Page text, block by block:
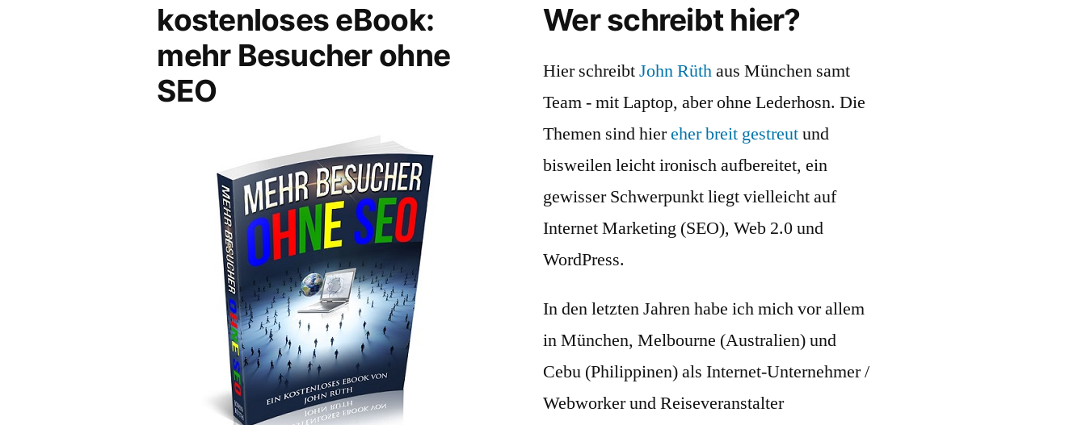
kostenloses eBook:
mehr Besucher ohne
SEO
Wer schreibt hier?
Hier schreibtJohn Rüthaus München samt
Team - mit Laptop, aber ohne Lederhosn. Die
Themen sind hiereher breit gestreutund
bisweilen leicht ironisch aufbereitet, ein
gewisser Schwerpunkt liegt vielleicht auf
Internet Marketing (SEO), Web 2.0 und
WordPress.
In den letzten Jahren habe ich mich vor allem
in München, Melbourne (Australien) und
Cebu (Philippinen) als Internet-Unternehmer /
Webworker und Reiseveranstalter